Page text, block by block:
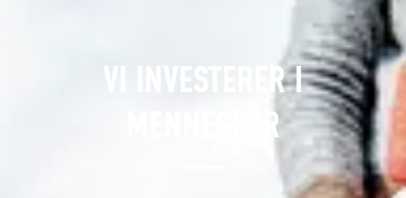
VI INVESTERER I
MENNESKER